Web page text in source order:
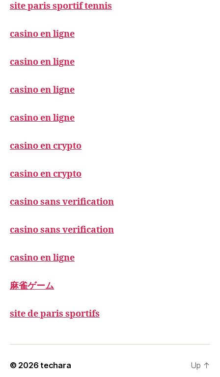
site paris sportif tennis
casino en ligne
casino en ligne
casino en ligne
casino en ligne
casino en crypto
casino en crypto
casino sans verification
casino sans verification
casino en ligne
麻雀ゲーム
site de paris sportifs
© 2026techara Up ↑